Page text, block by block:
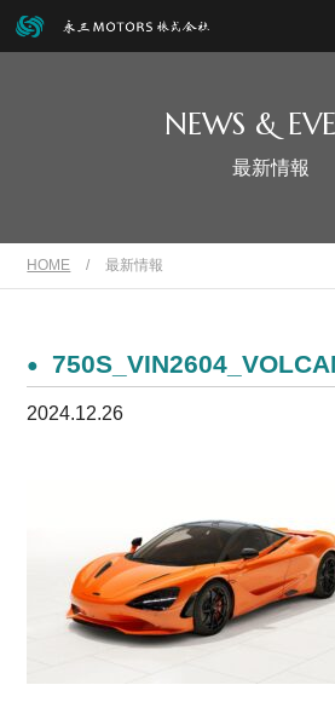
NEWS &
最新情報
HOME / 最新情報
2024.12.26